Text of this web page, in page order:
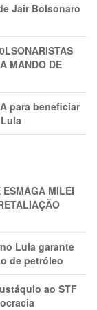
Jair Bolsonaro
MANDO DE
para beneficiar
MILEI
Lula garante
de petróleo
ao STF